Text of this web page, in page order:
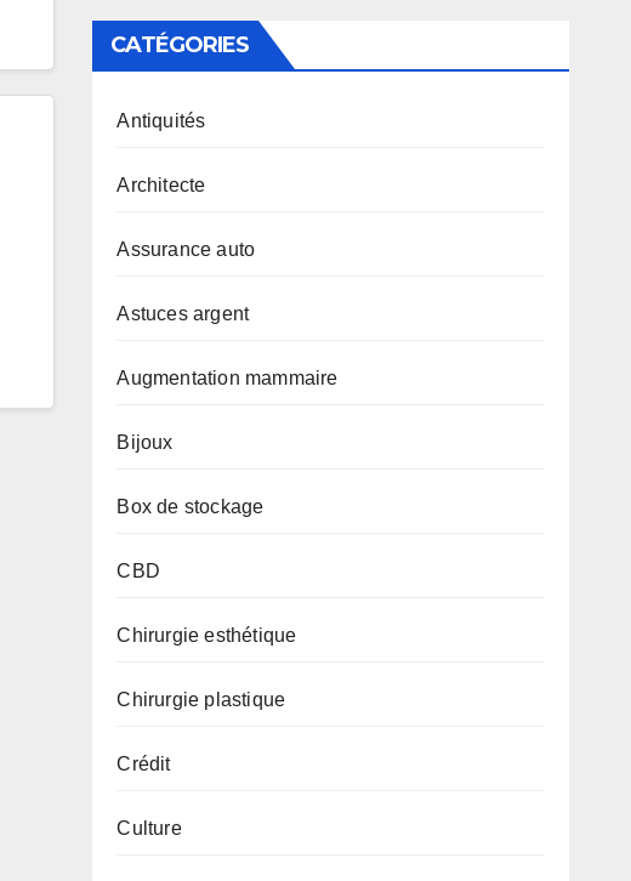
CATÉGORIES
Antiquités
Architecte
Assurance auto
Astuces argent
Augmentation mammaire
Bijoux
Box de stockage
CBD
Chirurgie esthétique
Chirurgie plastique
Crédit
Culture